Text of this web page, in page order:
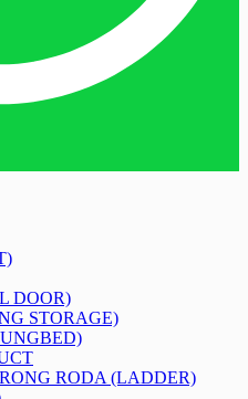
DOOR)
STORAGE)
RODA (LADDER)